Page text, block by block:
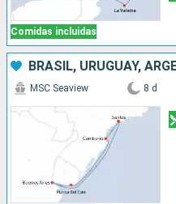
Comidas incluidas
BRASIL, URUGUAY,
MSC Seaview 8 d